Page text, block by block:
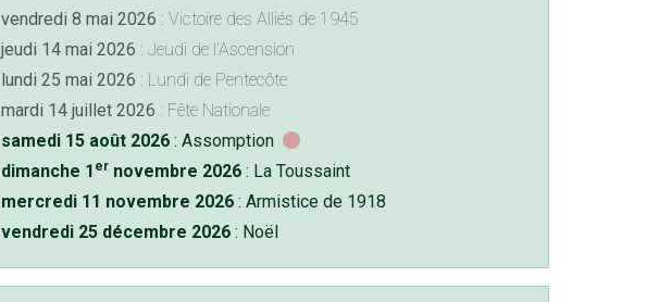
vendredi 8 mai 2026 : Victoire des Alliés de 1945
jeudi 14 mai 2026 : Jeudi de l'Ascension
lundi 25 mai 2026 : Lundi de Pentecôte
mardi 14 juillet 2026 : Fête Nationale
samedi 15 août 2026: Assomption
dimanche 1 ernovembre 2026: La Toussaint
mercredi 11 novembre 2026: Armistice de 1918
vendredi 25 décembre 2026: Noël